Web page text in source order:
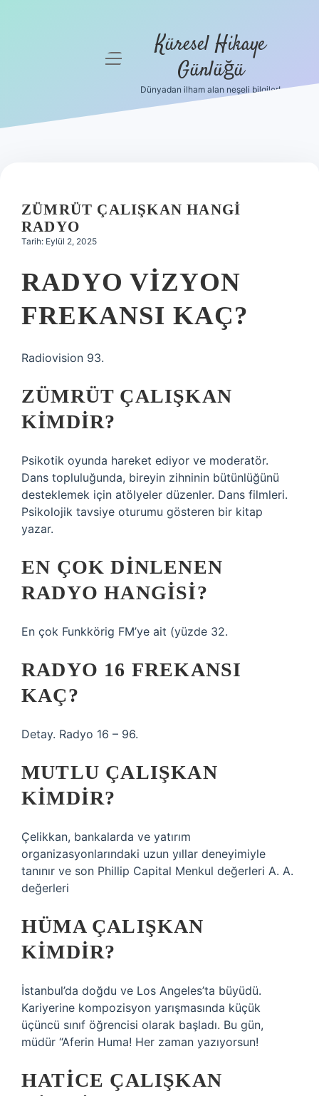
Hakkımızda
menüyü
Küresel Hikaye
Günlüğü
Dünyadan ilham alan neşeli bilgiler!
ZÜMRÜT ÇALIŞKAN HANGI
RADYO
Tarih: Eylül 2, 2025
RADYO VIZYON
FREKANSI KAÇ?
Radiovision 93.
ZÜMRÜT ÇALIŞKAN
KIMDIR?
Psikotik oyunda hareket ediyor ve moderatör.
Dans topluluğunda, bireyin zihninin bütünlüğünü
desteklemek için atölyeler düzenler. Dans filmleri.
Psikolojik tavsiye oturumu gösteren bir kitap
yazar.
EN ÇOK DINLENEN
RADYO HANGISI?
En çok Funkkörig FM’ye ait (yüzde 32.
RADYO 16 FREKANSI
KAÇ?
Detay. Radyo 16 – 96.
MUTLU ÇALIŞKAN
KIMDIR?
Çelikkan, bankalarda ve yatırım
organizasyonlarındaki uzun yıllar deneyimiyle
tanınır ve son Phillip Capital Menkul değerleri A. A.
değerleri
HÜMA ÇALIŞKAN
KIMDIR?
İstanbul’da doğdu ve Los Angeles’ta büyüdü.
Kariyerine kompozisyon yarışmasında küçük
üçüncü sınıf öğrencisi olarak başladı. Bu gün,
müdür “Aferin Huma! Her zaman yazıyorsun!
HATICE ÇALIŞKAN